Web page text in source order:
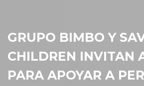
GRUPO BIMBO Y
SE UNEN PARA